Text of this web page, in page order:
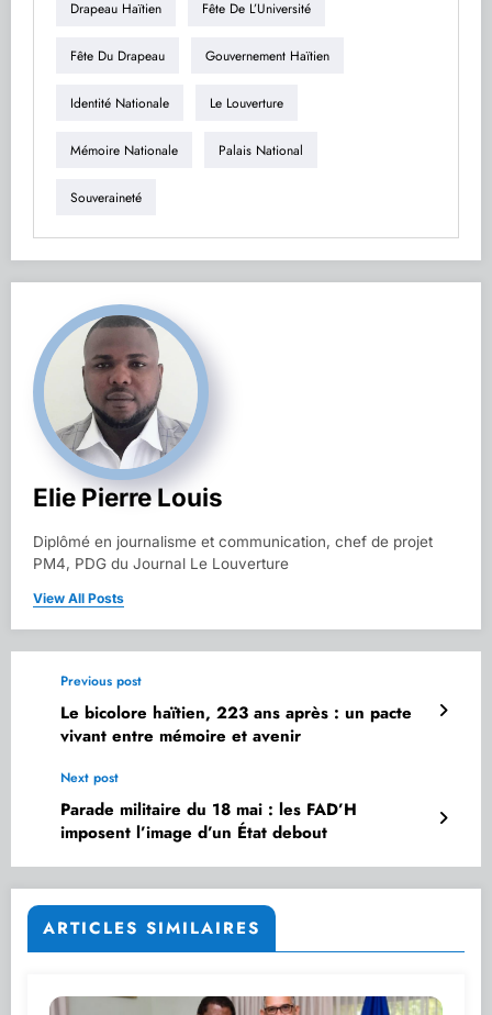
Drapeau Haïtien Fête De L’Université
Fête Du Drapeau Gouvernement Haïtien
Identité Nationale Le Louverture
Mémoire Nationale Palais National
Souveraineté
Elie Pierre Louis
Diplômé en journalisme et communication, chef de projet
PM4, PDG du Journal Le Louverture
View All Posts
Previous post
Le bicolore haïtien, 223 ans après : un pacte
vivant entre mémoire et avenir
Next post
Parade militaire du 18 mai : les FAD’H
imposent l’image d’un État debout
ARTICLES SIMILAIRES